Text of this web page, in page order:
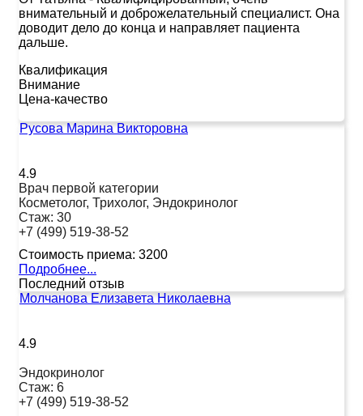
внимательный и доброжелательный специалист. Она
доводит дело до конца и направляет пациента
дальше.
Квалификация
Внимание
Цена-качество
Русова Марина Викторовна
4.9
Врач первой категории
Косметолог, Трихолог, Эндокринолог
Стаж: 30
+7 (499) 519-38-52
Стоимость приема: 3200
Подробнее...
Последний отзыв
Молчанова Елизавета Николаевна
4.9
Эндокринолог
Стаж: 6
+7 (499) 519-38-52